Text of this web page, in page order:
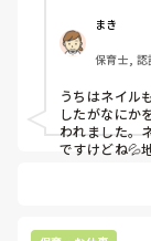
足は煌びやかな
そもそもどう
わからなくな
他の園ではど
です。
まき
保育士,
うちはネイル
したがなにか
われました。
ですけどね💦